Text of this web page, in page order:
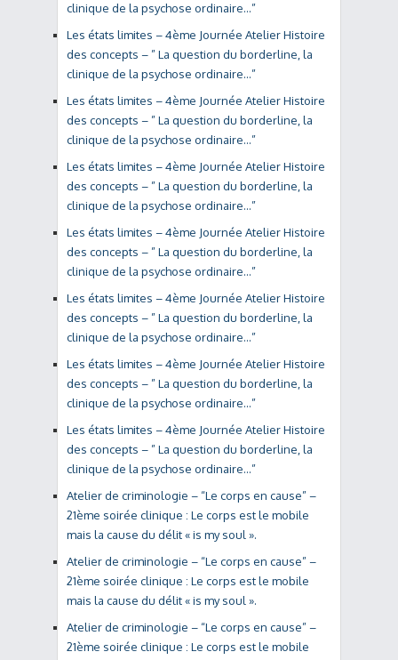
clinique de la psychose ordinaire…”
Les états limites – 4ème Journée Atelier Histoire
des concepts – ” La question du borderline, la
clinique de la psychose ordinaire…”
Les états limites – 4ème Journée Atelier Histoire
des concepts – ” La question du borderline, la
clinique de la psychose ordinaire…”
Les états limites – 4ème Journée Atelier Histoire
des concepts – ” La question du borderline, la
clinique de la psychose ordinaire…”
Les états limites – 4ème Journée Atelier Histoire
des concepts – ” La question du borderline, la
clinique de la psychose ordinaire…”
Les états limites – 4ème Journée Atelier Histoire
des concepts – ” La question du borderline, la
clinique de la psychose ordinaire…”
Les états limites – 4ème Journée Atelier Histoire
des concepts – ” La question du borderline, la
clinique de la psychose ordinaire…”
Les états limites – 4ème Journée Atelier Histoire
des concepts – ” La question du borderline, la
clinique de la psychose ordinaire…”
Atelier de criminologie – “Le corps en cause” –
21ème soirée clinique : Le corps est le mobile
mais la cause du délit « is my soul ».
Atelier de criminologie – “Le corps en cause” –
21ème soirée clinique : Le corps est le mobile
mais la cause du délit « is my soul ».
Atelier de criminologie – “Le corps en cause” –
21ème soirée clinique : Le corps est le mobile